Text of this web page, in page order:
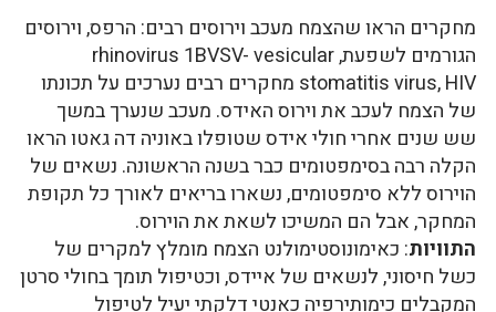
מחקרים הראו שהצמח מעכב וירוסים רבים: הרפס, וירוסים
הגורמים לשפעת, rhinovirus 1BVSV- vesicular
stomatitis virus, HIV מחקרים רבים נערכים על תכונתו
של הצמח לעכב את וירוס האידס. מעכב שנערך במשך
שש שנים אחרי חולי אידס שטופלו באוניה דה גאטו הראו
הקלה רבה בסימפטומים כבר בשנה הראשונה. נשאים של
הוירוס ללא סימפטומים, נשארו בריאים לאורך כל תקופת
המחקר, אבל הם המשיכו לשאת את הוירוס.
התוויות: כאימונוסטימולנט הצמח מומלץ למקרים של
כשל חיסוני, לנשאים של איידס, וכטיפול תומך בחולי סרטן
המקבלים כימותירפיה כאנטי דלקתי יעיל לטיפול